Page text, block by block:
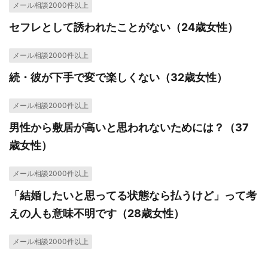
メール相談2000件以上
セフレとして誘われたことがない（24歳女性）
メール相談2000件以上
続・彼が下手で変で楽しくない（32歳女性）
メール相談2000件以上
男性から敷居が高いと思われないためには？（37
歳女性）
メール相談2000件以上
「結婚したいと思ってる状態なら払うけど」って考
えの人も意味不明です（28歳女性）
メール相談2000件以上